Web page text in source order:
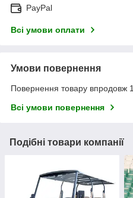
PayPal
Всі умови оплати
Умови повернення
Повернення товару впродовж
Всі умови повернення
Подібні товари компанії